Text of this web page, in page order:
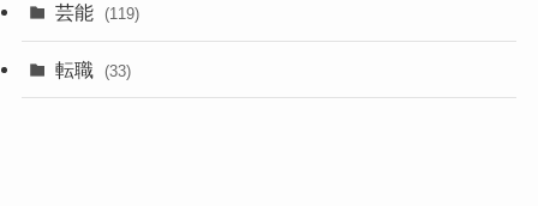
芸能 (119)
転職 (33)